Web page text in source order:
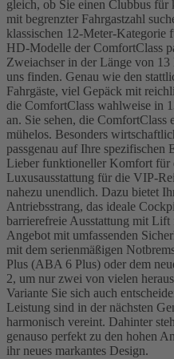
gleich, ob Sie einen Clubbus für
mit begrenzter Fahrgastzahl
klassischen 12-Meter-Kategorie
HD-Modelle der ComfortClass
Zweiachser in der Länge von
uns finden. Genau wie den
Fahrgäste, viel Gepäck mit
die ComfortClass wahlweise in
an. Sie sehen, die
mühelos. Besonders
passgenau auf Ihre spezifischen
Lieber funktioneller Komfort für
Luxusausstattung für die VIP-
nahezu unendlich. Dazu bietet
Antriebsstrang, das ideale
barrierefreie Ausstattung mit
Angebot mit umfassenden
mit dem serienmäßigen
Plus (ABA 6 Plus) oder dem
2, um nur zwei von vielen
Variante Sie sich auch
Leistung sind in der nächsten
harmonisch vereint. Dahinter
genauso perfekt zu den hohen
ihr neues markantes Design.